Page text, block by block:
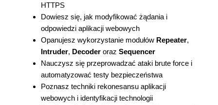
HTTPS
Dowiesz się, jak modyfikować żądania i
odpowiedzi aplikacji webowych
Opanujesz wykorzystanie modułów Repeater,
Intruder, Decoder oraz Sequencer
Nauczysz się przeprowadzać ataki brute force i
automatyzować testy bezpieczeństwa
Poznasz techniki rekonesansu aplikacji
webowych i identyfikacji technologii